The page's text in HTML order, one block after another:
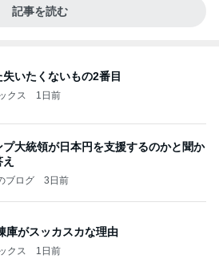
記事を読む
失いたくないもの2番目
クス 1日前
プ大統領が日本円を支援するのかと聞か
ブログ 3日前
庫がスッカスカな理由
クス 1日前